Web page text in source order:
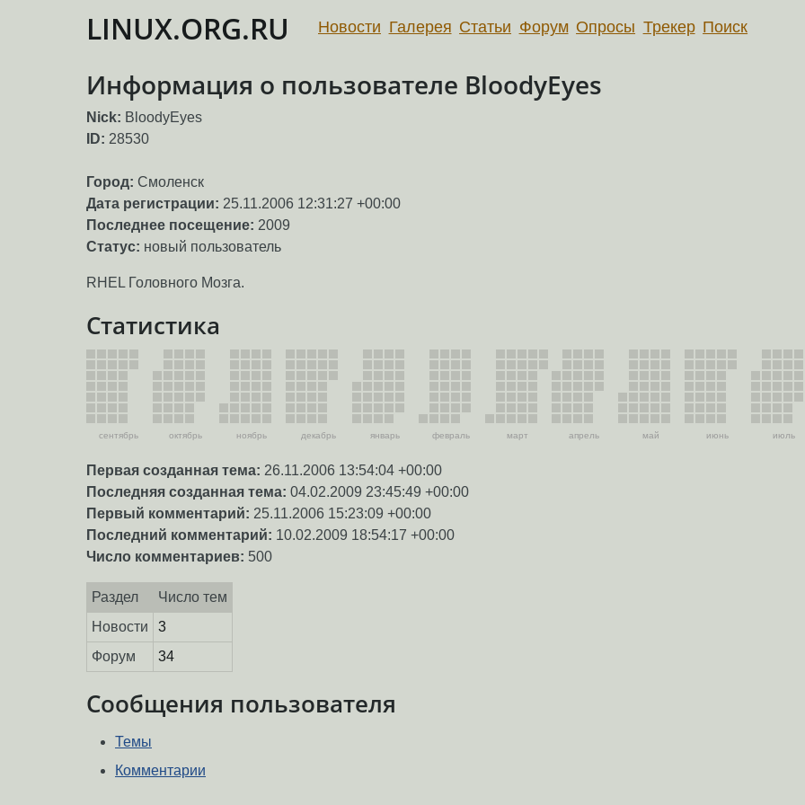
LINUX.ORG.RU Новости Галерея Статьи Форум Опросы Трекер Поиск
Информация о пользователе BloodyEyes
Nick: BloodyEyes
ID: 28530
Город: Смоленск
Дата регистрации: 25.11.2006 12:31:27 +00:00
Последнее посещение: 2009
Статус: новый пользователь
RHEL Головного Мозга.
Статистика
сентябрь октябрь ноябрь декабрь январь февраль март апрель май июнь июль
Первая созданная тема: 26.11.2006 13:54:04 +00:00
Последняя созданная тема: 04.02.2009 23:45:49 +00:00
Первый комментарий: 25.11.2006 15:23:09 +00:00
Последний комментарий: 10.02.2009 18:54:17 +00:00
Число комментариев: 500
Раздел
Число тем
Новости
3
Форум
34
Сообщения пользователя
Темы
Комментарии